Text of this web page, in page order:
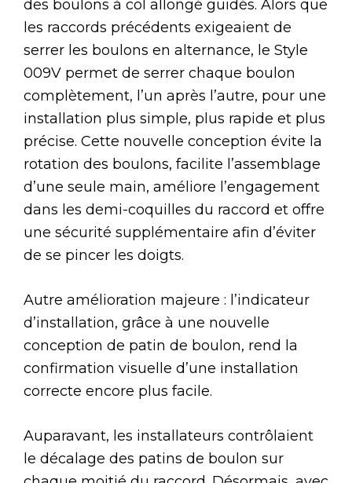
des boulons à col allongé guidés. Alors que
les raccords précédents exigeaient de
serrer les boulons en alternance, le Style
009V permet de serrer chaque boulon
complètement, l’un après l’autre, pour une
installation plus simple, plus rapide et plus
précise. Cette nouvelle conception évite la
rotation des boulons, facilite l’assemblage
d’une seule main, améliore l’engagement
dans les demi-coquilles du raccord et offre
une sécurité supplémentaire afin d’éviter
de se pincer les doigts.
Autre amélioration majeure : l’indicateur
d’installation, grâce à une nouvelle
conception de patin de boulon, rend la
confirmation visuelle d’une installation
correcte encore plus facile.
Auparavant, les installateurs contrôlaient
le décalage des patins de boulon sur